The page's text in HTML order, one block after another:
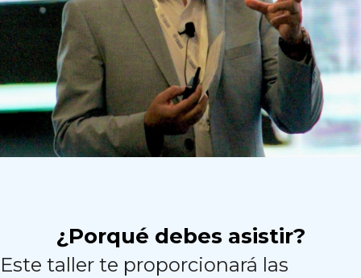
¿Porqué debes asistir?
Este taller te proporcionará las